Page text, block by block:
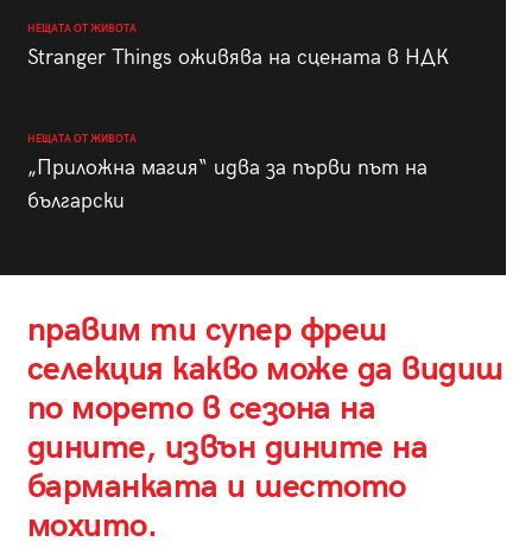
НЕЩАТА ОТ ЖИВОТА
Stranger Things оживява на сцената в НДК
НЕЩАТА ОТ ЖИВОТА
„Приложна магия“ идва за първи път на
български
правим ти супер фреш
селекция какво може да видиш
по морето в сезона на
дините, извън дините на
барманката и шестото
мохито.